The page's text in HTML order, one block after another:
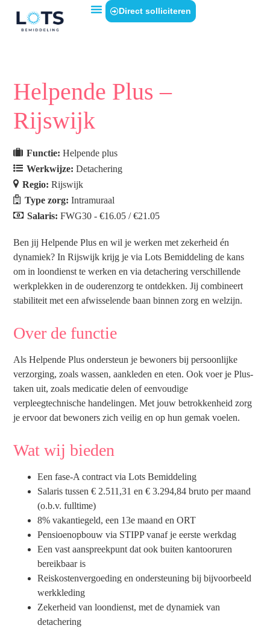
Direct solliciteren
Helpende Plus –
Rijswijk
Functie:Helpende plus
Werkwijze:Detachering
Regio:Rijswijk
Type zorg:Intramuraal
Salaris:FWG30 - €16.05 / €21.05
Ben jij Helpende Plus en wil je werken met zekerheid én
dynamiek? In Rijswijk krijg je via Lots Bemiddeling de kans
om in loondienst te werken en via detachering verschillende
werkplekken in de ouderenzorg te ontdekken. Jij combineert
stabiliteit met een afwisselende baan binnen zorg en welzijn.
Over de functie
Als Helpende Plus ondersteun je bewoners bij persoonlijke
verzorging, zoals wassen, aankleden en eten. Ook voer je Plus-
taken uit, zoals medicatie delen of eenvoudige
verpleegtechnische handelingen. Met jouw betrokkenheid zorg
je ervoor dat bewoners zich veilig en op hun gemak voelen.
Wat wij bieden
Een fase-A contract via Lots Bemiddeling
Salaris tussen € 2.511,31 en € 3.294,84 bruto per maand
(o.b.v. fulltime)
8% vakantiegeld, een 13e maand en ORT
Pensioenopbouw via STIPP vanaf je eerste werkdag
Een vast aanspreekpunt dat ook buiten kantooruren
bereikbaar is
Reiskostenvergoeding en ondersteuning bij bijvoorbeeld
werkkleding
Zekerheid van loondienst, met de dynamiek van
detachering